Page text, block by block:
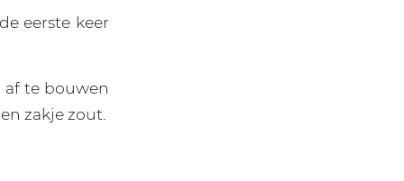
eerste keer
af te bouwen
zakje zout.